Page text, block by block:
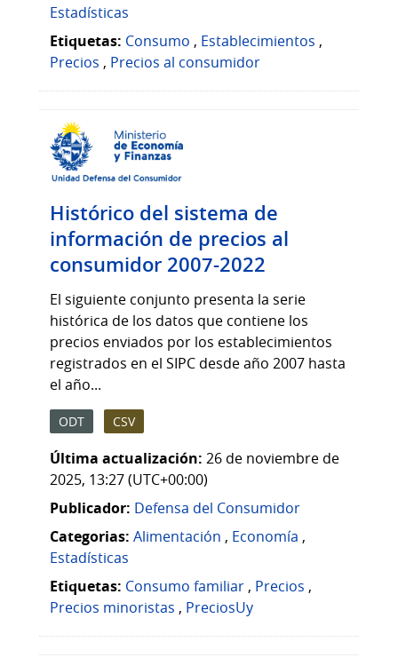
Estadísticas
Etiquetas: Consumo , Establecimientos ,
Precios , Precios al consumidor
Histórico del sistema de
información de precios al
consumidor 2007-2022
El siguiente conjunto presenta la serie
histórica de los datos que contiene los
precios enviados por los establecimientos
registrados en el SIPC desde año 2007 hasta
el año...
ODT CSV
Última actualización: 26 de noviembre de
2025, 13:27 (UTC+00:00)
Publicador: Defensa del Consumidor
Categorias: Alimentación , Economía ,
Estadísticas
Etiquetas: Consumo familiar , Precios ,
Precios minoristas , PreciosUy